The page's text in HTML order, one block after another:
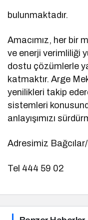
bulunmaktadır.
Amacımız, her bir
ve enerji verimliliği
dostu çözümlerle
katmaktır. Arge
yenilikleri takip
sistemleri
anlayışımızı
Adresimiz
Tel 444 59 02